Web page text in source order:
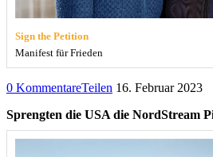
Sign the Petition
Manifest für Frieden
0 KommentareTeilen 16. Februar 2023
Sprengten die USA die NordStream